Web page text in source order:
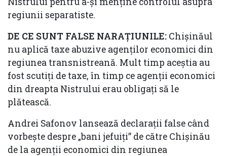
regiunii separatiste.
DE CE SUNT FALSE NARAȚIUNILE: Chișinăul
nu aplică taxe abuzive agenților economici din
regiunea transnistreană. Mult timp aceștia au
fost scutiți de taxe, în timp ce agenții economici
din dreapta Nistrului erau obligați să le
plătească.
Andrei Safonov lansează declarații false când
vorbește despre „bani jefuiți” de către Chișinău
de la agenții economici din regiunea